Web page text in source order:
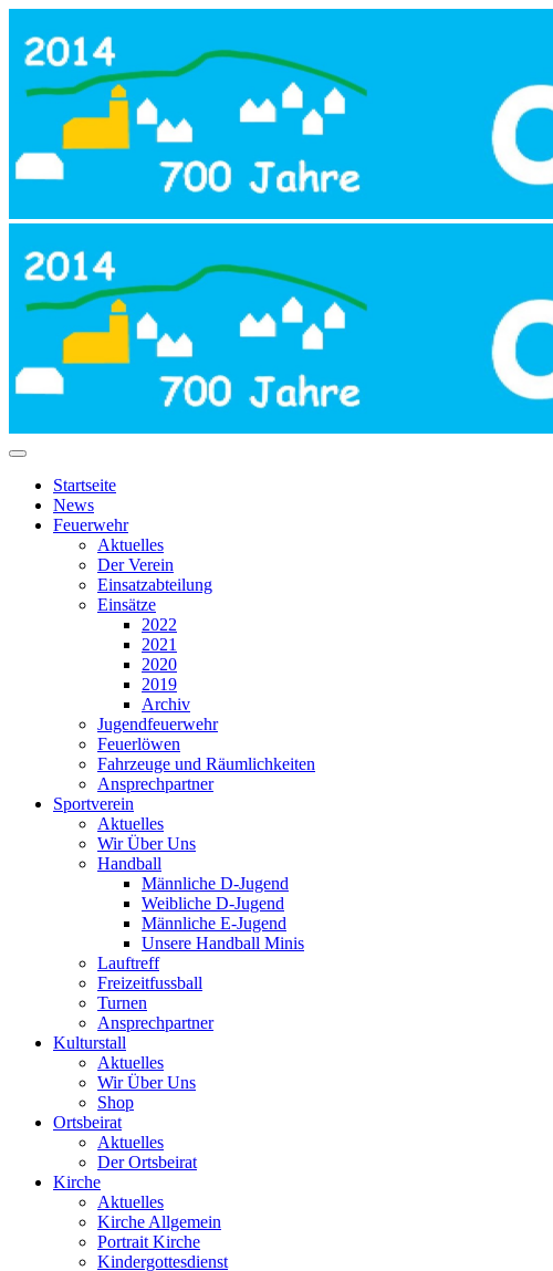
Startseite
News
Feuerwehr
Aktuelles
Der Verein
Einsatzabteilung
Einsätze
2022
2021
2020
2019
Archiv
Jugendfeuerwehr
Feuerlöwen
Fahrzeuge und Räumlichkeiten
Ansprechpartner
Sportverein
Aktuelles
Wir Über Uns
Handball
Männliche D-Jugend
Weibliche D-Jugend
Männliche E-Jugend
Unsere Handball Minis
Lauftreff
Freizeitfussball
Turnen
Ansprechpartner
Kulturstall
Aktuelles
Wir Über Uns
Shop
Ortsbeirat
Aktuelles
Der Ortsbeirat
Kirche
Aktuelles
Kirche Allgemein
Portrait Kirche
Kindergottesdienst